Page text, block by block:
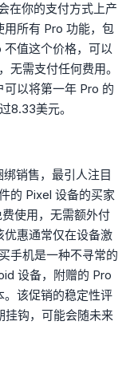
在你的支付方式上产
用所有 Pro 功能，包
值这个价格，可以
无需支付任何费用。
以将第一年 Pro 的
8.33美元。
销售，最引人注目
的 Pixel 设备的买家
使用，无需额外付
优惠通常仅在设备激
手机是一种不寻常的
设备，附赠的 Pro
该促销的稳定性评
钩，可能会随未来